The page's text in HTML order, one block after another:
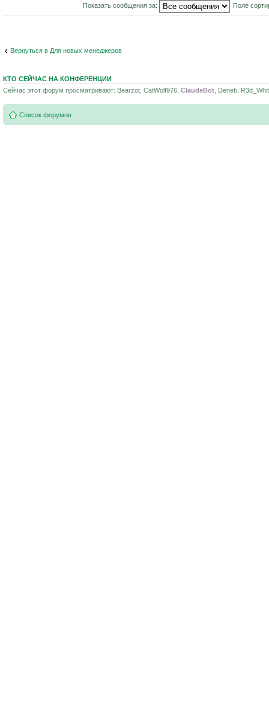
Показать сообщения за: Поле
Вернуться в Для новых менеджеров
КТО СЕЙЧАС НА КОНФЕРЕНЦИИ
Сейчас этот форум просматривают: Bearzot, CatWolf976, ClaudeBot , Deneb,
Список форумов